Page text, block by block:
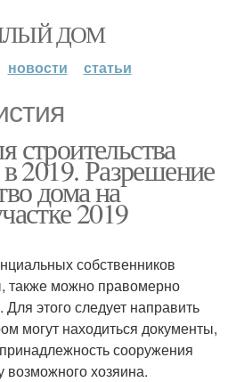
ДОМ
новости статьи
2019. Разрешение
дома на
2019
собственников
также можно правомерно
этого следует направить
могут находиться документы,
сооружения
возможного хозяина.